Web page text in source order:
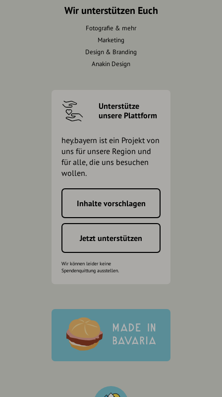
Wir unterstützen Euch
Fotografie & mehr
Marketing
Design & Branding
Anakin Design
Unterstütze
unsere Plattform
hey.bayern ist ein Projekt von
uns für unsere Region und
für alle, die uns besuchen
wollen.
Inhalte vorschlagen
Jetzt unterstützen
Wir können leider keine
Spendenquittung ausstellen.